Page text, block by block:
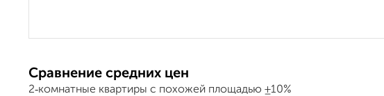
Сравнение средних цен
2‑комнатные квартиры с похожей площадью ±10%